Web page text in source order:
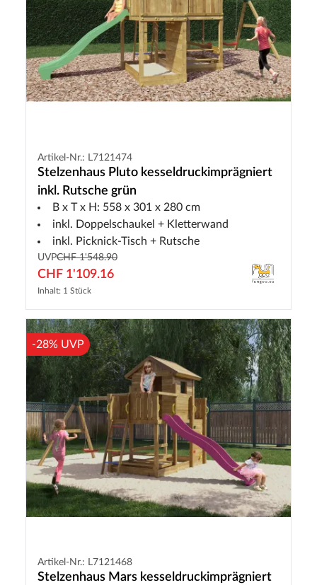
Artikel-Nr.: L7121474
Stelzenhaus Pluto kesseldruckimprägniert
inkl. Rutsche grün
B x T x H: 558 x 301 x 280 cm
inkl. Doppelschaukel + Kletterwand
inkl. Picknick-Tisch + Rutsche
UVPCHF 1'548.90
CHF 1'109.16
Inhalt: 1 Stück
-28% UVP
Artikel-Nr.: L7121468
Stelzenhaus Mars kesseldruckimprägniert